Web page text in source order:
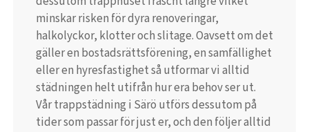
minskar risken för dyra renoveringar,
halkolyckor, klotter och slitage. Oavsett om det
gäller en bostadsrättsförening, en samfällighet
eller en hyresfastighet så utformar vi alltid
städningen helt utifrån hur era behov ser ut.
Vår trappstädning i Särö utförs dessutom på
tider som passar för just er, och den följer alltid